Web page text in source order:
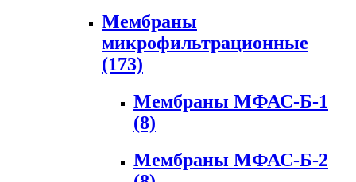
Мембраны
микрофильтрационные
(173)
Мембраны МФАС-Б-1
(8)
Мембраны МФАС-Б-2